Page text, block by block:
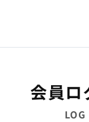
会員ロ